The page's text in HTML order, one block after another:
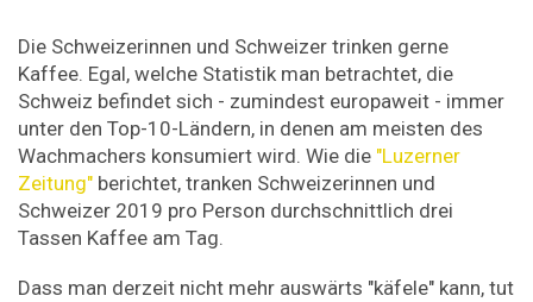
Die Schweizerinnen und Schweizer trinken gerne
Kaffee. Egal, welche Statistik man betrachtet, die
Schweiz befindet sich - zumindest europaweit - immer
unter den Top-10-Ländern, in denen am meisten des
Wachmachers konsumiert wird. Wie die "Luzerner
Zeitung" berichtet, tranken Schweizerinnen und
Schweizer 2019 pro Person durchschnittlich drei
Tassen Kaffee am Tag.
Dass man derzeit nicht mehr auswärts "käfele" kann, tut